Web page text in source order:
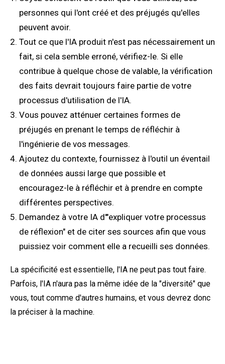
personnes qui l'ont créé et des préjugés qu'elles
peuvent avoir.
Tout ce que l'IA produit n'est pas nécessairement un
fait, si cela semble erroné, vérifiez-le. Si elle
contribue à quelque chose de valable, la vérification
des faits devrait toujours faire partie de votre
processus d'utilisation de l'IA.
Vous pouvez atténuer certaines formes de
préjugés en prenant le temps de réfléchir à
l'ingénierie de vos messages.
Ajoutez du contexte, fournissez à l'outil un éventail
de données aussi large que possible et
encouragez-le à réfléchir et à prendre en compte
différentes perspectives.
Demandez à votre IA d'"expliquer votre processus
de réflexion" et de citer ses sources afin que vous
puissiez voir comment elle a recueilli ses données.
La spécificité est essentielle, l'IA ne peut pas tout faire.
Parfois, l'IA n'aura pas la même idée de la "diversité" que
vous, tout comme d'autres humains, et vous devrez donc
la préciser à la machine.